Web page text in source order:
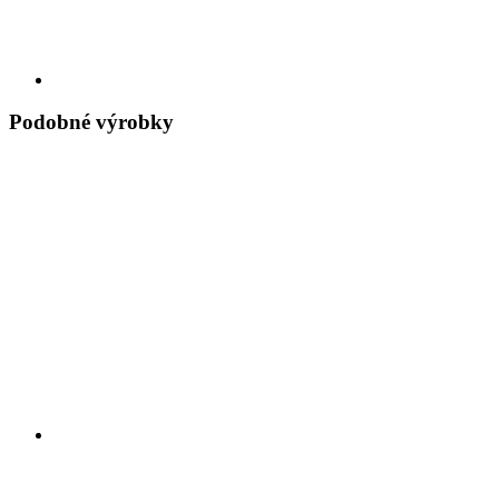
Podobné výrobky